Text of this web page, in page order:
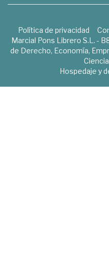
Política de privacidad
Marcial Pons Librero S.L. -
de Derecho, Economía,
Hospedaje y